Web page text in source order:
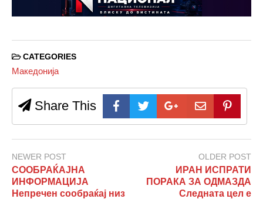
CATEGORIES
Македонија
Share This
NEWER POST
СООБРАЌАЈНА
ИНФОРМАЦИЈА
Непречен сообраќај низ
OLDER POST
ИРАН ИСПРАТИ
ПОРАКА ЗА ОДМАЗДА
Следната цел е